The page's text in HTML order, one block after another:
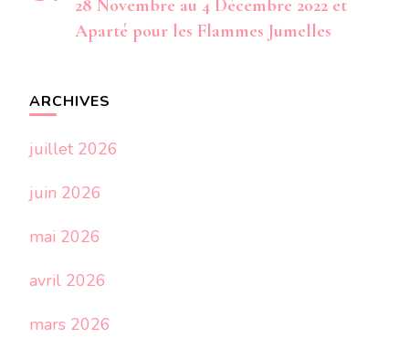
28 Novembre au 4 Décembre 2022 et
Aparté pour les Flammes Jumelles
ARCHIVES
juillet 2026
juin 2026
mai 2026
avril 2026
mars 2026